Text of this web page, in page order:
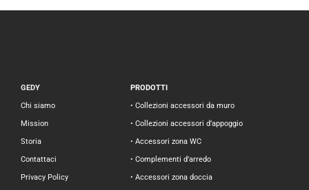
GEDY
Chi siamo
Mission
Storia
Contattaci
Privacy Policy
PRODOTTI
• Collezioni accessori da muro
• Collezioni accessori d’appoggio
• Accessori zona WC
• Complementi d’arredo
• Accessori zona doccia